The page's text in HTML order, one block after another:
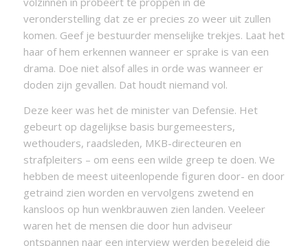
veronderstelling dat ze er precies zo weer uit zullen
komen. Geef je bestuurder menselijke trekjes. Laat het
haar of hem erkennen wanneer er sprake is van een
drama. Doe niet alsof alles in orde was wanneer er
doden zijn gevallen. Dat houdt niemand vol.
Deze keer was het de minister van Defensie. Het
gebeurt op dagelijkse basis burgemeesters,
wethouders, raadsleden, MKB-directeuren en
strafpleiters – om eens een wilde greep te doen. We
hebben de meest uiteenlopende figuren door- en door
getraind zien worden en vervolgens zwetend en
kansloos op hun wenkbrauwen zien landen. Veeleer
waren het de mensen die door hun adviseur
ontspannen naar een interview werden begeleid die